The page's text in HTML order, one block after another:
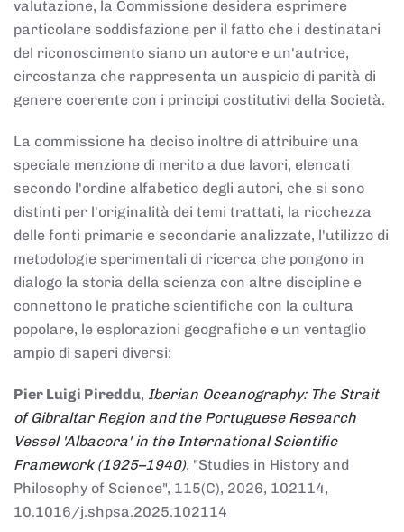
valutazione, la Commissione desidera esprimere
particolare soddisfazione per il fatto che i destinatari
del riconoscimento siano un autore e un'autrice,
circostanza che rappresenta un auspicio di parità di
genere coerente con i principi costitutivi della Società.
La commissione ha deciso inoltre di attribuire una
speciale menzione di merito a due lavori, elencati
secondo l'ordine alfabetico degli autori, che si sono
distinti per l'originalità dei temi trattati, la ricchezza
delle fonti primarie e secondarie analizzate, l'utilizzo di
metodologie sperimentali di ricerca che pongono in
dialogo la storia della scienza con altre discipline e
connettono le pratiche scientifiche con la cultura
popolare, le esplorazioni geografiche e un ventaglio
ampio di saperi diversi:
Pier Luigi Pireddu, Iberian Oceanography: The Strait
of Gibraltar Region and the Portuguese Research
Vessel 'Albacora' in the International Scientific
Framework (1925–1940), "Studies in History and
Philosophy of Science", 115(C), 2026, 102114,
10.1016/j.shpsa.2025.102114